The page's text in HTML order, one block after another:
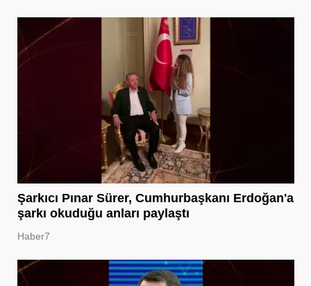
Şarkıcı Pınar Sürer, Cumhurbaşkanı Erdoğan'a
şarkı okuduğu anları paylaştı
Haber7